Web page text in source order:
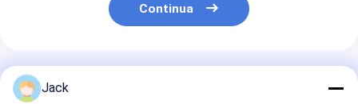
Continua
Prodotti Raccomandati
Jack